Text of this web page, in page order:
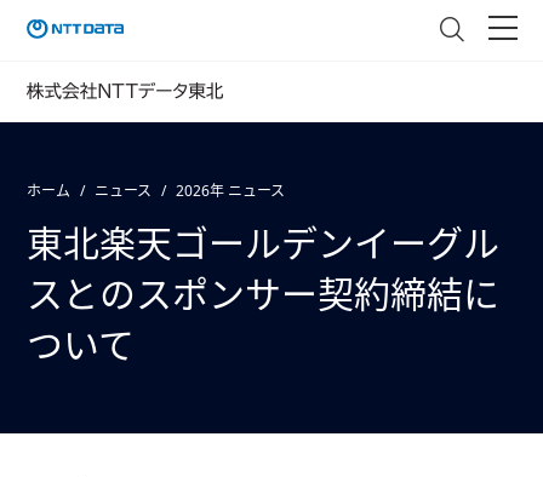
ホーム ニュース 2026年 ニュース
東北楽天ゴールデンイーグル
スとのスポンサー契約締結に
ついて